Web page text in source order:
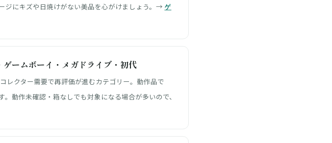
ジにキズや日焼けがない美品を心がけましょう。→ ゲ
ームボーイ・メガドライブ・初代
レクター需要で再評価が進むカテゴリー。動作品で
動作未確認・箱なしでも対象になる場合が多いので、